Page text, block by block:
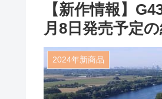
【新作情報】
月8日発売予定
2024年新商品